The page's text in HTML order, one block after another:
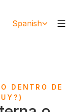
Spanish
DENTRO DE